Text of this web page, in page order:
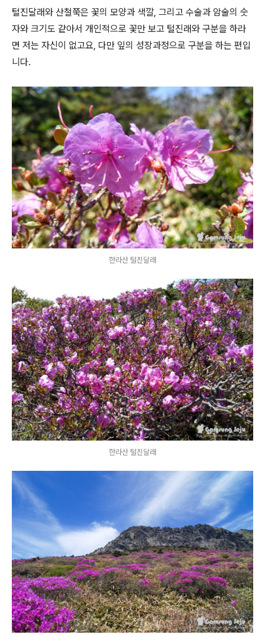
털진달래와 산철쭉은 꽃의 모양과 색깔, 그리고 수술과 암술의 숫
자와 크기도 같아서 개인적으로 꽃만 보고 털진래와 구분을 하라
면 저는 자신이 없고요, 다만 잎의 성장과정으로 구분을 하는 편입
니다.
한라산 털진달래
한라산 털진달래